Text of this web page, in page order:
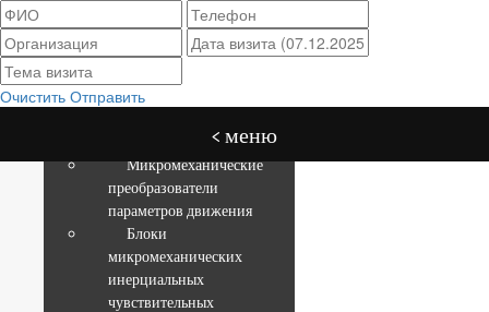
Очистить Отправить
x
< меню
Микромеханические
преобразователи
параметров движения
Блоки
микромеханических
инерциальных
чувствительных